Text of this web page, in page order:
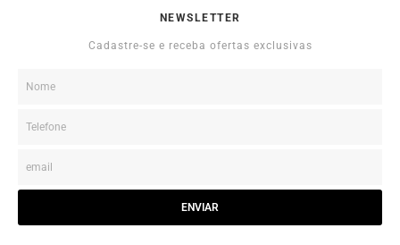
NEWSLETTER
Cadastre-se e receba ofertas exclusivas
ENVIAR